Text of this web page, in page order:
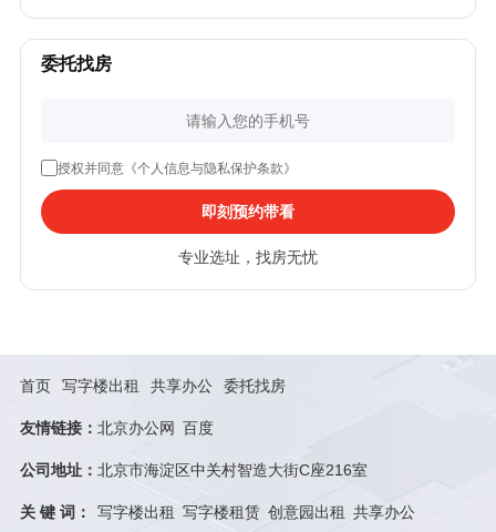
委托找房
授权并同意《个人信息与隐私保护条款》
即刻预约带看
专业选址，找房无忧
首页 写字楼出租 共享办公 委托找房
友情链接： 北京办公网 百度
公司地址： 北京市海淀区中关村智造大街C座216室
关 键 词： 写字楼出租 写字楼租赁 创意园出租 共享办公